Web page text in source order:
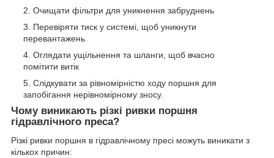
Очищати фільтри для уникнення забруднень
Перевіряти тиск у системі, щоб уникнути
перевантажень
Оглядати ущільнення та шланги, щоб вчасно
помітити витік
Слідкувати за рівномірністю ходу поршня для
запобігання нерівномірному зносу.
Чому виникають різкі ривки поршня
гідравлічного преса?
Різкі ривки поршня в гідравлічному пресі можуть виникати з
кількох причин: